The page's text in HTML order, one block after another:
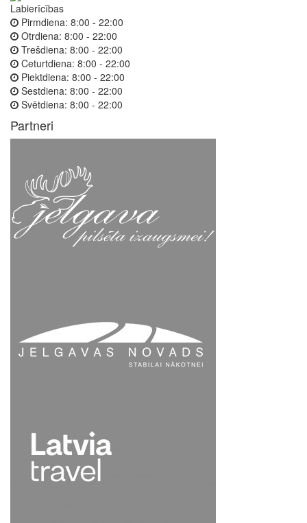
Labierīcības
Pirmdiena: 8:00 - 22:00
Otrdiena: 8:00 - 22:00
Trešdiena: 8:00 - 22:00
Ceturtdiena: 8:00 - 22:00
Piektdiena: 8:00 - 22:00
Sestdiena: 8:00 - 22:00
Svētdiena: 8:00 - 22:00
Partneri